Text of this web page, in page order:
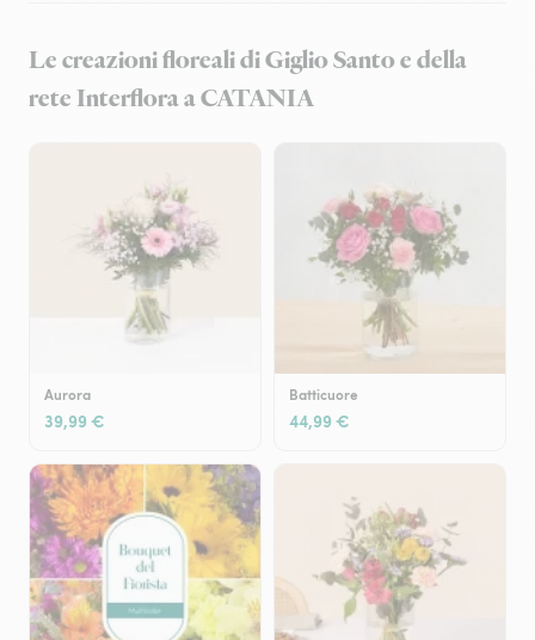
Le creazioni floreali di Giglio Santo e della
rete Interflora a CATANIA
Aurora
39,99 €
Batticuore
44,99 €